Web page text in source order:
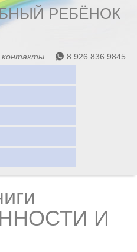
РЕБЁНОК
контакты 8 926 836 9845
И